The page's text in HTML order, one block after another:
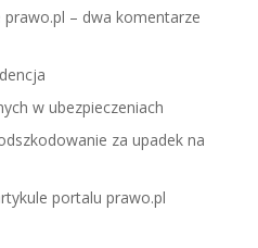
prawo.pl – dwa komentarze
w ubezpieczeniach
za upadek na
portalu prawo.pl